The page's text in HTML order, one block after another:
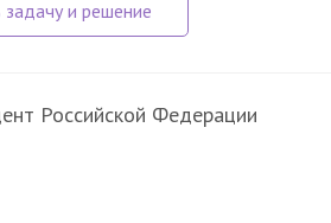
Российской Федерации